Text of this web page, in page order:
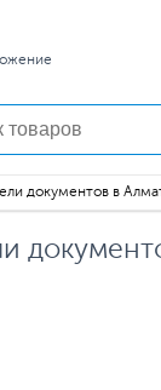
документов в